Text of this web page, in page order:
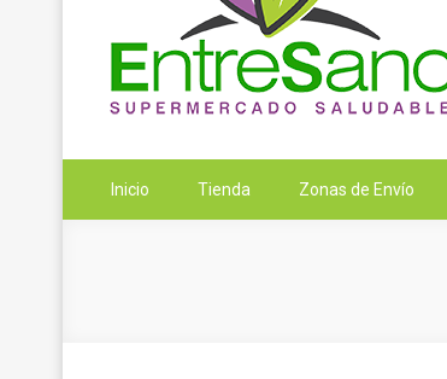
Entresano
Inicio Tienda Zonas de Envío